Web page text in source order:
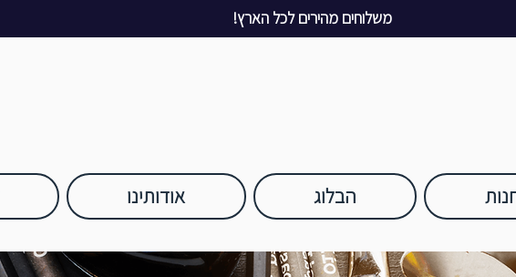
משלוחים מהירים לכל הארץ!
הבלוג אודותינו